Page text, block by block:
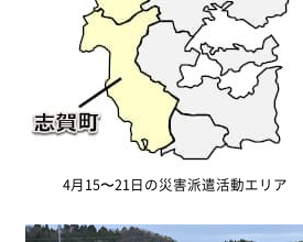
4月15〜21日の災害派遣活動エリア